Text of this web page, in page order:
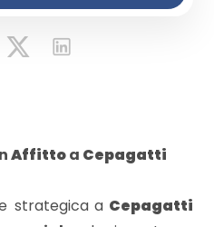
Affittoa Cepagatti
strategica a Cepagatti